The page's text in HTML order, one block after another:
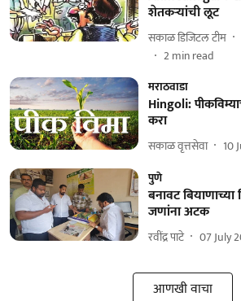
शेतकऱ्यांची लूट
सकाळ डिजिटल टीम
2min read
मराठवाडा
Hingoli:
करा
सकाळ वृत्तसेवा 10
पुणे
बनावट बियाणाच्या
जणांना अटक
रवींद्र पाटे 07 July
आणखी वाचा